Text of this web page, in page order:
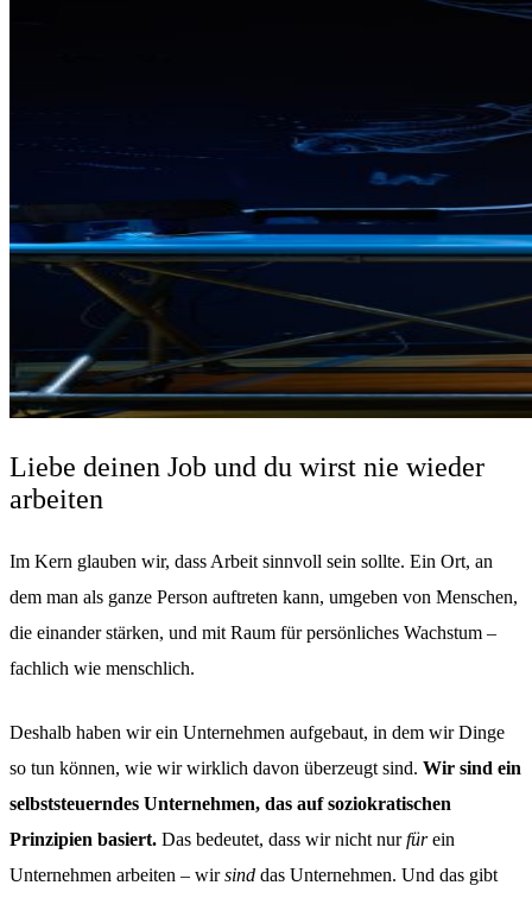
Liebe deinen Job und du wirst nie wieder
arbeiten
Im Kern glauben wir, dass Arbeit sinnvoll sein sollte. Ein Ort, an
dem man als ganze Person auftreten kann, umgeben von Menschen,
die einander stärken, und mit Raum für persönliches Wachstum –
fachlich wie menschlich.
Deshalb haben wir ein Unternehmen aufgebaut, in dem wir Dinge
so tun können, wie wir wirklich davon überzeugt sind. Wir sind ein
selbststeuerndes Unternehmen, das auf soziokratischen
Prinzipien basiert. Das bedeutet, dass wir nicht nurfürein
Unternehmen arbeiten – wirsind das Unternehmen. Und das gibt